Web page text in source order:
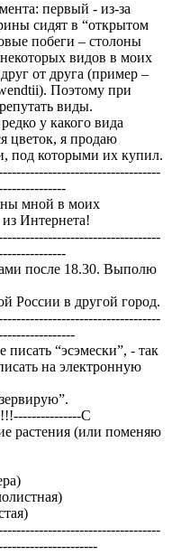
первый - из-за
сидят в “открытом
побеги – столоны
видов в моих
от друга (пример –
Поэтому при
виды.
у какого вида
цветок, я продаю
под которыми их купил.
мной в моих
Интернета!
после 18.30. Выполю
России в другой город.
писать “эсэмески”, - так
на электронную
С
растения (или поменяю